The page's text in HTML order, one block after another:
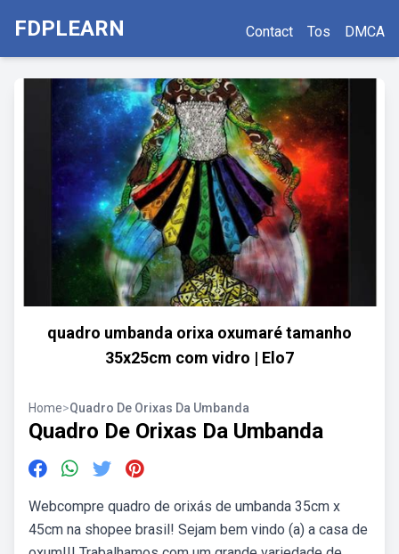
FDPLEARN Contact Tos DMCA
quadro umbanda orixa oxumaré tamanho
35x25cm com vidro | Elo7
Home>Quadro De Orixas Da Umbanda
Quadro De Orixas Da Umbanda
Webcompre quadro de orixás de umbanda 35cm x
45cm na shopee brasil! Sejam bem vindo (a) a casa de